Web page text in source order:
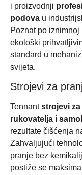
i proizvodnji
podova u
Poznat po
ekološki
standard u
svijeta.
Strojevi za
Tennantstrojevi
rukovatelja i
rezultate čišćenja
Zahvaljujući
pranje bez
postiže se